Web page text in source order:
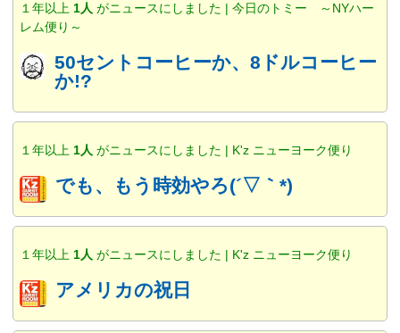
１年以上 1人 がニュースにしました | 今日のトミー ～NYハー
レム便り～
50セントコーヒーか、8ドルコーヒー
か!?
１年以上 1人 がニュースにしました | K'z ニューヨーク便り
でも、もう時効やろ(´▽｀*)
１年以上 1人 がニュースにしました | K'z ニューヨーク便り
アメリカの祝日